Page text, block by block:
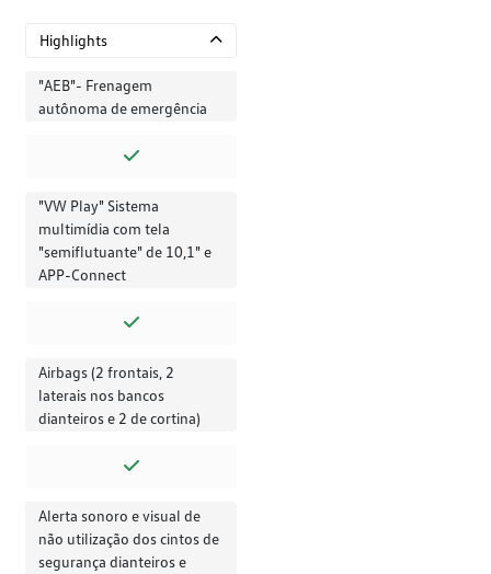
Highlights
"AEB"- Frenagem
autônoma de emergência
"VW Play" Sistema
multimídia com tela
"semiflutuante" de 10,1" e
APP-Connect
Airbags (2 frontais, 2
laterais nos bancos
dianteiros e 2 de cortina)
Alerta sonoro e visual de
não utilização dos cintos de
segurança dianteiros e